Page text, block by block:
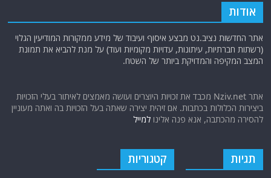
אודות
אתר החדשות נציב.נט מבצע איסוף ועיבוד של מידע ממקורות המודיעין הגלוי
(רשתות חברתיות, עיתונות, עדויות מקומיות ועוד) על מנת להביא את תמונת
המצב המקיפה והמדויקת ביותר של השטח.
אתר Nziv.net מכבד את זכויות היוצרים ועושה מאמצים לאיתור בעלי הזכויות
ביצירות הכלולות בכתבות. אם זיהית יצירה שאתה בעל הזכויות בה ואתה מעוניין
להסירה מהכתבה, אנא פנה אלינולמייל
תגיות קטגוריות